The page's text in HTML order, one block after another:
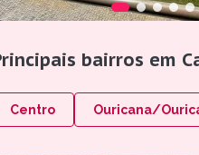
bairros em
Centro Ouricana/